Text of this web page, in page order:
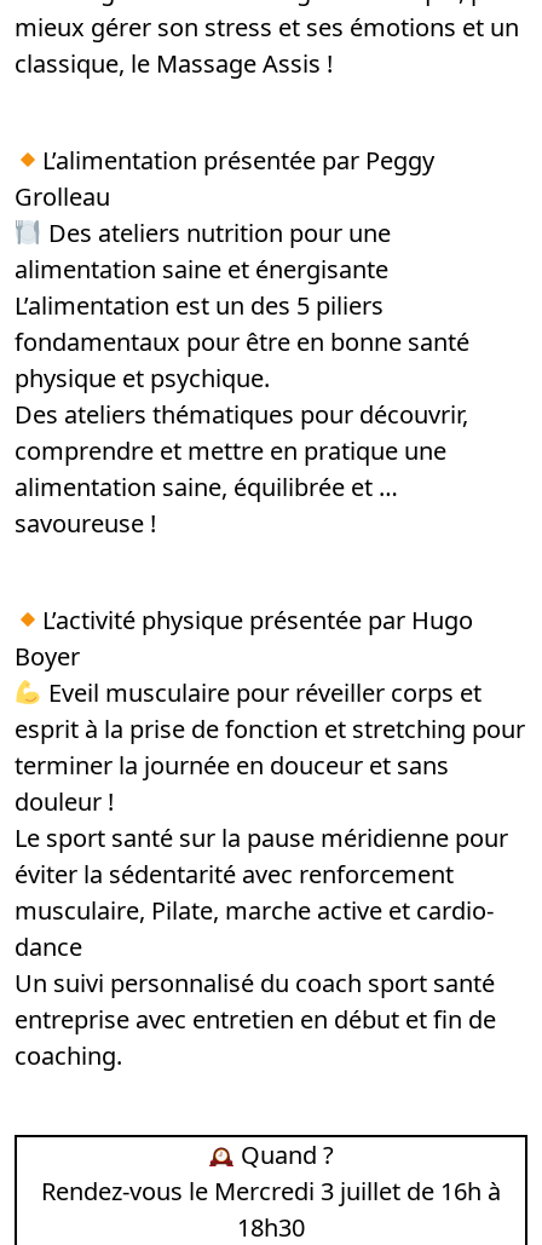
mieux gérer son stress et ses émotions et un
classique, le Massage Assis !
L’alimentation présentée par Peggy
Grolleau
Des ateliers nutrition pour une
alimentation saine et énergisante
L’alimentation est un des 5 piliers
fondamentaux pour être en bonne santé
physique et psychique.
Des ateliers thématiques pour découvrir,
comprendre et mettre en pratique une
alimentation saine, équilibrée et …
savoureuse !
L’activité physique présentée par Hugo
Boyer
Eveil musculaire pour réveiller corps et
esprit à la prise de fonction et stretching pour
terminer la journée en douceur et sans
douleur !
Le sport santé sur la pause méridienne pour
éviter la sédentarité avec renforcement
musculaire, Pilate, marche active et cardio-
dance
Un suivi personnalisé du coach sport santé
entreprise avec entretien en début et fin de
coaching.
Quand ?
Rendez-vous le Mercredi 3 juillet de 16h à
18h30